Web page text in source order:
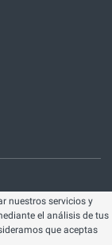
nuestros servicios y
el análisis de tus
que aceptas